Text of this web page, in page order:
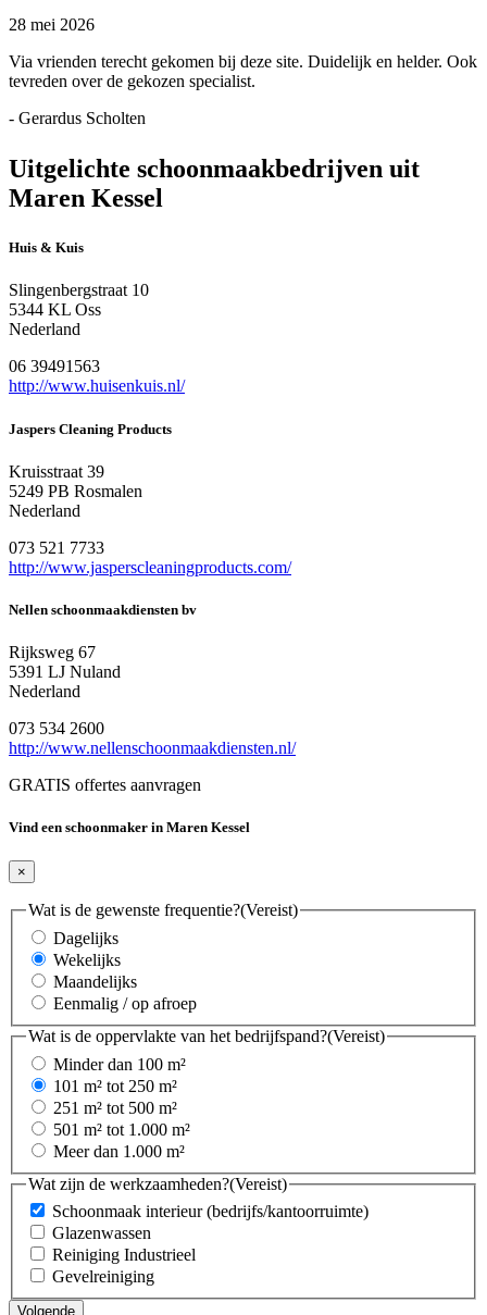
28 mei 2026
Via vrienden terecht gekomen bij deze site. Duidelijk en helder. Ook
tevreden over de gekozen specialist.
- Gerardus Scholten
Uitgelichte schoonmaakbedrijven uit
Maren Kessel
Huis & Kuis
Slingenbergstraat 10
5344 KL Oss
Nederland
06 39491563
http://www.huisenkuis.nl/
Jaspers Cleaning Products
Kruisstraat 39
5249 PB Rosmalen
Nederland
073 521 7733
http://www.jasperscleaningproducts.com/
Nellen schoonmaakdiensten bv
Rijksweg 67
5391 LJ Nuland
Nederland
073 534 2600
http://www.nellenschoonmaakdiensten.nl/
GRATIS offertes aanvragen
Vind een schoonmaker in Maren Kessel
×
Wat is de gewenste frequentie?(Vereist)
Dagelijks
Wekelijks
Maandelijks
Eenmalig / op afroep
Wat is de oppervlakte van het bedrijfspand?(Vereist)
Minder dan 100 m²
101 m² tot 250 m²
251 m² tot 500 m²
501 m² tot 1.000 m²
Meer dan 1.000 m²
Wat zijn de werkzaamheden?(Vereist)
Schoonmaak interieur (bedrijfs/kantoorruimte)
Glazenwassen
Reiniging Industrieel
Gevelreiniging